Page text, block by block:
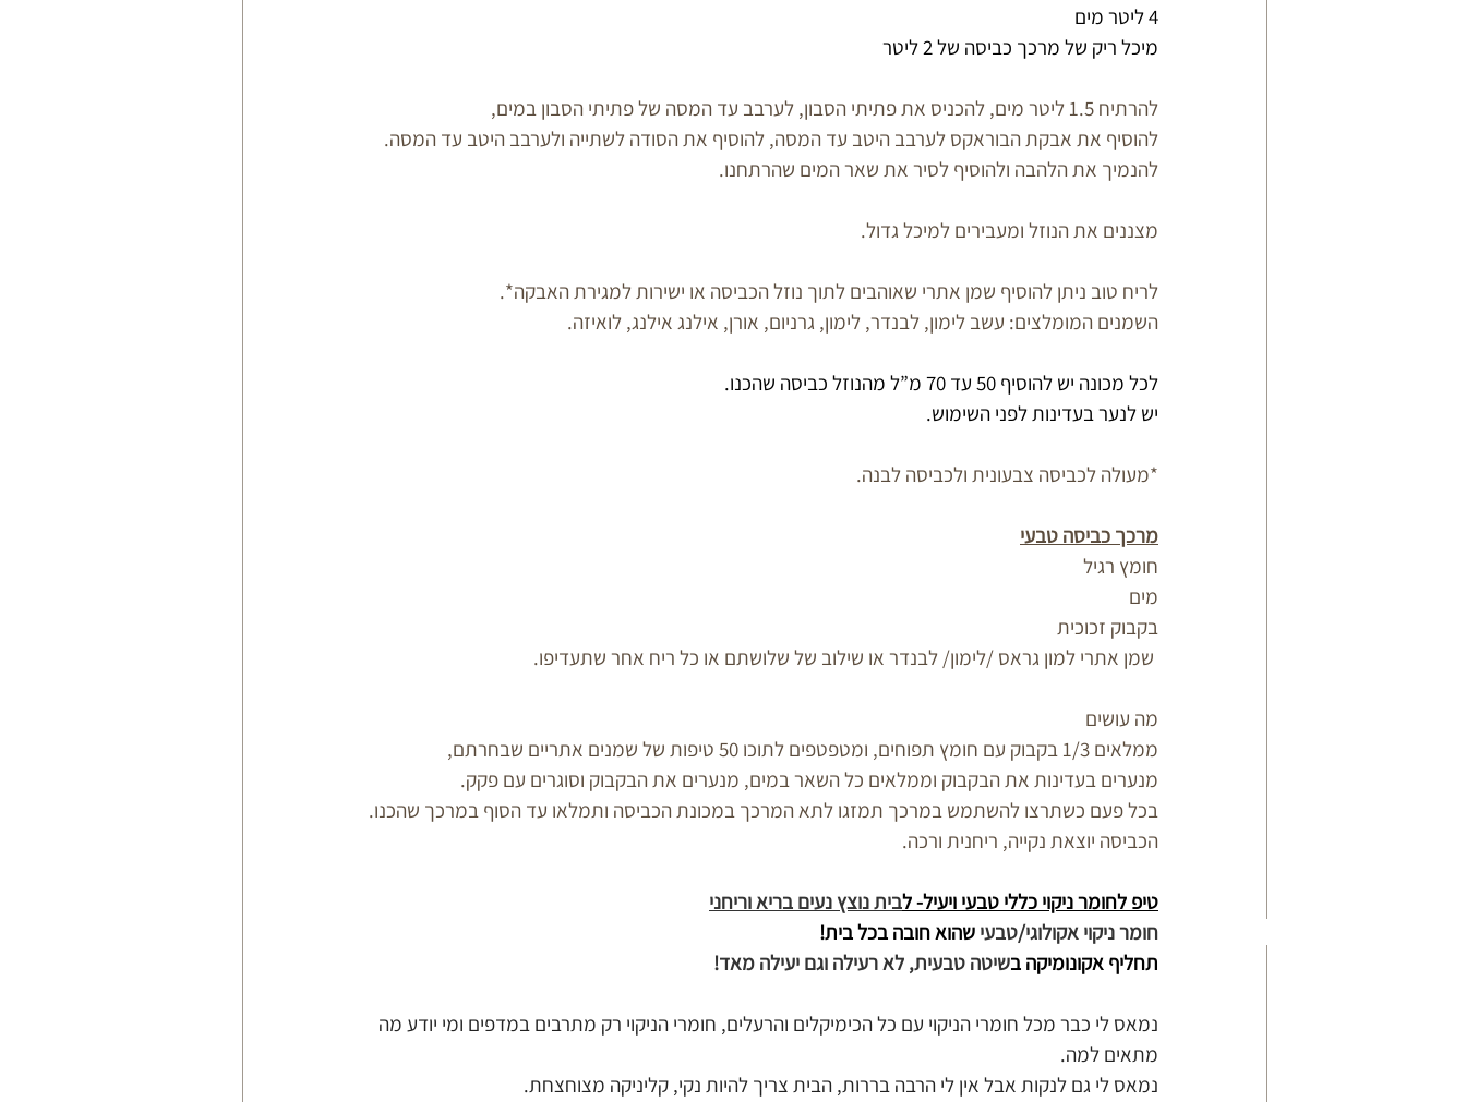
4 ליטר מים
מיכל ריק של מרכך כביסה של 2 ליטר
להרתיח 1.5 ליטר מים, להכניס את פתיתי הסבון, לערבב עד המסה של פתיתי הסבון במים,
להוסיף את אבקת הבוראקס לערבב היטב עד המסה, להוסיף את הסודה לשתייה ולערבב היטב עד המסה.
להנמיך את הלהבה ולהוסיף לסיר את שאר המים שהרתחנו.
מצננים את הנוזל ומעבירים למיכל גדול.
לריח טוב ניתן להוסיף שמן אתרי שאוהבים לתוך נוזל הכביסה או ישירות למגירת האבקה*.
השמנים המומלצים: עשב לימון, לבנדר, לימון, גרניום, אורן, אילנג אילנג, לואיזה.
לכל מכונה יש להוסיף 50 עד 70 מ”ל מהנוזל כביסה שהכנו.
יש לנער בעדינות לפני השימוש.
*מעולה לכביסה צבעונית ולכביסה לבנה.
מרכך כביסה טבעי
חומץ רגיל
מים
בקבוק זכוכית
מה עושים
ממלאים 1/3 בקבוק עם חומץ תפוחים, ומטפטפים לתוכו 50 טיפות של שמנים אתריים שבחרתם,
מנערים בעדינות את הבקבוק וממלאים כל השאר במים, מנערים את הבקבוק וסוגרים עם פקק.
בכל פעם כשתרצו להשתמש במרכך תמזגו לתא המרכך במכונת הכביסה ותמלאו עד הסוף במרכך שהכנו.
הכביסה יוצאת נקייה, ריחנית ורכה.
טיפ לחומר ניקוי כללי טבעי ויעיל- לבית נוצץ נעים בריא וריחני
חומר ניקוי אקולוגי/טבעי שהוא חובה בכל בית!
תחליף אקונומיקה בשיטה טבעית, לא רעילה וגם יעילה מאד!
נמאס לי כבר מכל חומרי הניקוי עם כל הכימיקלים והרעלים, חומרי הניקוי רק מתרבים במדפים ומי יודע מה
מתאים למה.
נמאס לי גם לנקות אבל אין לי הרבה בררות, הבית צריך להיות נקי, קליניקה מצוחצחת.